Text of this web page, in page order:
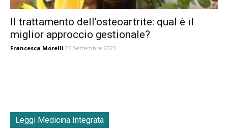
Il trattamento dell’osteoartrite: qual è il
miglior approccio gestionale?
Francesca Morelli 26 Settembre 2023
Leggi Medicina Integrata